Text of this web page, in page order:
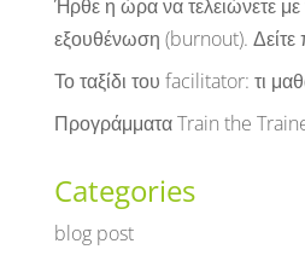
Ήρθε η ώρα να τελειώνετε με
εξουθένωση (burnout).
Το ταξίδι του facilitator: τι
Προγράμματα Train the
Categories
blog post